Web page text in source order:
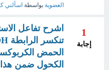
العضوية بواسطة اسألني
1
إجابة
اشرح تفاعل
الحمض
الكحول ضمن هذا